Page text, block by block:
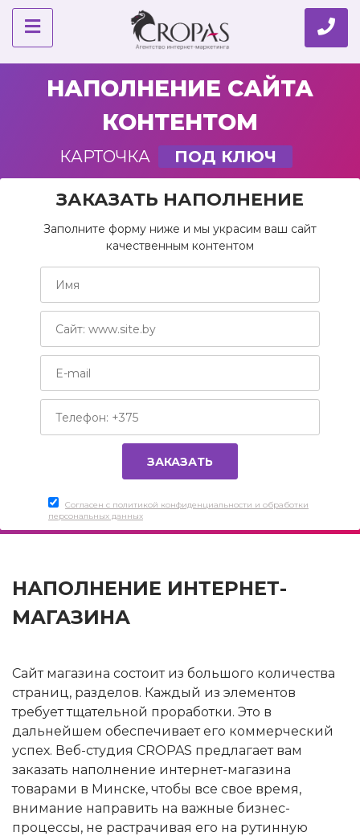
НАПОЛНЕНИЕ САЙТА
КОНТЕНТОМ
КАРТОЧКА ПОД КЛЮЧ
ЗАКАЗАТЬ НАПОЛНЕНИЕ
Заполните форму ниже и мы украсим ваш сайт
качественным контентом
Согласен c политикой конфиденциальности и обработки
персональных данных
НАПОЛНЕНИЕ ИНТЕРНЕТ-
МАГАЗИНА
Сайт магазина состоит из большого количества
страниц, разделов. Каждый из элементов
требует тщательной проработки. Это в
дальнейшем обеспечивает его коммерческий
успех. Веб-студия CROPAS предлагает вам
заказать наполнение интернет-магазина
товарами в Минске, чтобы все свое время,
внимание направить на важные бизнес-
процессы, не растрачивая его на рутинную